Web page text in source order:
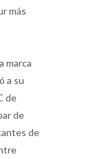
más
marca
a su
de
de
de